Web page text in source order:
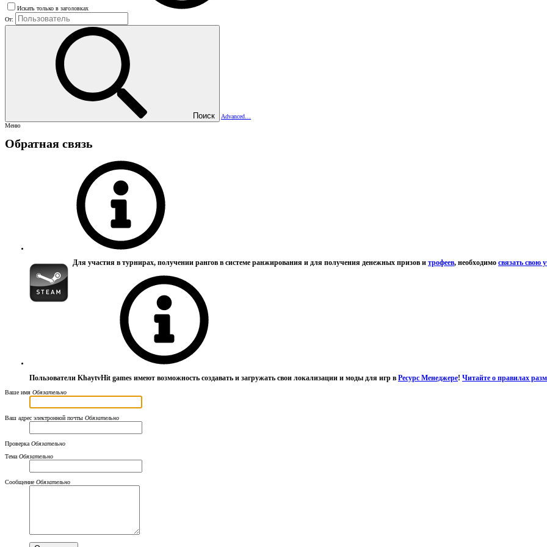
Искать только в заголовках
От:
Поиск
Advanced…
Меню
Обратная связь
Для участия в турнирах, получении рангов в системе ранжирования и для получения денежных призов и трофеев, необходимо связать свою
Пользователи KhaytvHit games имеют возможность создавать и загружать свои локализации и моды для игр в Ресурс Менеджере! Читайте о правилах
Ваше имя Обязательно
Ваш адрес электронной почты Обязательно
Проверка Обязательно
Тема Обязательно
Сообщение Обязательно